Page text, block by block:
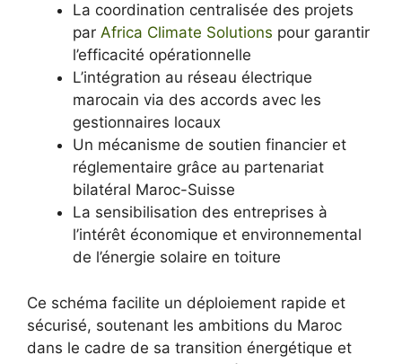
La coordination centralisée des projets
par Africa Climate Solutions pour garantir
l’efficacité opérationnelle
L’intégration au réseau électrique
marocain via des accords avec les
gestionnaires locaux
Un mécanisme de soutien financier et
réglementaire grâce au partenariat
bilatéral Maroc-Suisse
La sensibilisation des entreprises à
l’intérêt économique et environnemental
de l’énergie solaire en toiture
Ce schéma facilite un déploiement rapide et
sécurisé, soutenant les ambitions du Maroc
dans le cadre de sa transition énergétique et